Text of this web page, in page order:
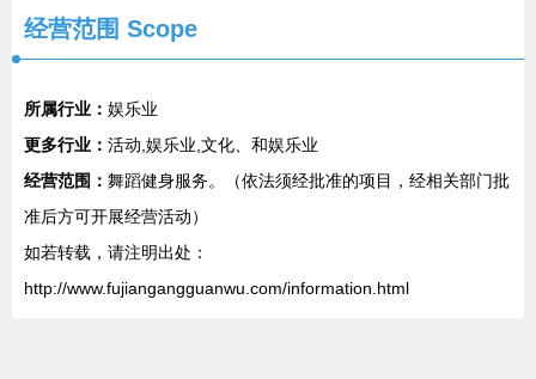
经营范围 Scope
所属行业： 娱乐业
更多行业： 活动,娱乐业,文化、和娱乐业
经营范围： 舞蹈健身服务。（依法须经批准的项目，经相关部门批
准后方可开展经营活动）
如若转载，请注明出处：
http://www.fujiangangguanwu.com/information.html